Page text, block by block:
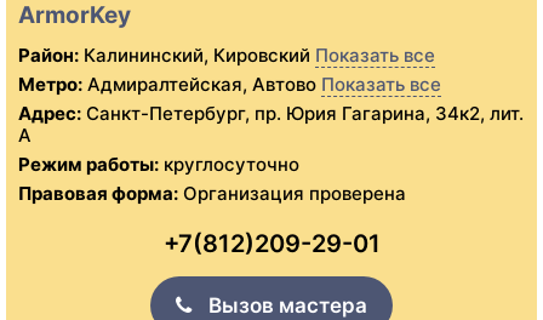
ArmorKey
Район: Калининский, Кировский Показать все
Метро: Адмиралтейская, Автово Показать все
Адрес: Санкт-Петербург, пр. Юрия Гагарина, 34к2, лит.
А
Режим работы: круглосуточно
Правовая форма: Организация проверена
+7(812)209-29-01
Вызов мастера